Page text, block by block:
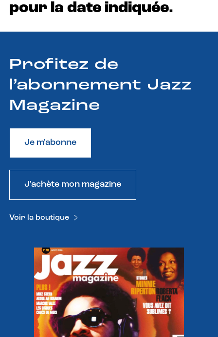
pour la date indiquée.
Profitez de
l’abonnement Jazz
Magazine
Je m'abonne
J'achète mon magazine
Voir la boutique